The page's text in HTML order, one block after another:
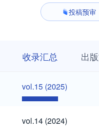
投稿预审
收录汇总 出
vol.15
(2025)
vol.15 (2025)
vol.14
(2024)
vol.14 (2024)